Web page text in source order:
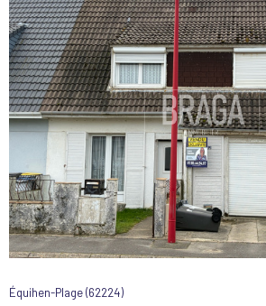
Équihen-Plage (62224)